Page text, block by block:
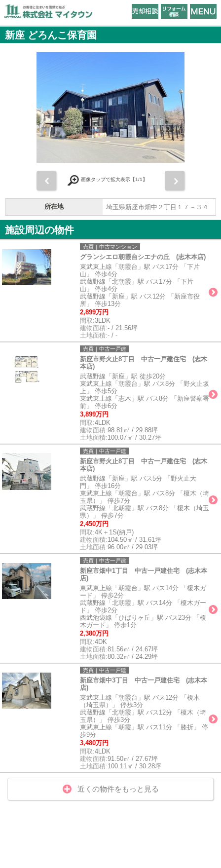
新座 どろんこ保育園
画像タップで拡大表示【1/1】
所在地 埼玉県新座市畑中２丁目１７－３４
施設周辺の物件
売買｜中古マンション
グランシエロ朝霞台シエナの丘 (志木本店)
東武東上線「朝霞台」駅 バス17分 「下片
山」 停歩4分
武蔵野線「北朝霞」駅 バス17分 「下片
山」 停歩4分
武蔵野線「新座」駅 バス12分 「新座市役
所」 停歩13分
2,899万円
間取:3LDK
建物面積:- / 21.56坪
土地面積:- / -
売買｜中古一戸建
新座市野火止8丁目 中古一戸建住宅 (志木
本店)
武蔵野線「新座」駅 徒歩20分
東武東上線「朝霞台」駅 バス8分 「野火止坂
上」 停歩5分
東武東上線「志木」駅 バス8分 「新座警察署
前」 停歩6分
3,899万円
間取:4LDK
建物面積:98.81㎡ / 29.88坪
土地面積:100.07㎡ / 30.27坪
売買｜中古一戸建
新座市野火止8丁目 中古一戸建住宅 (志木
本店)
武蔵野線「新座」駅 バス5分 「野火止大
門」 停歩16分
東武東上線「朝霞台」駅 バス8分 「榎木（埼
玉県）」 停歩7分
武蔵野線「北朝霞」駅 バス8分 「榎木（埼玉
県）」 停歩7分
2,450万円
間取:4K＋1S(納戸)
建物面積:104.50㎡ / 31.61坪
土地面積:96.00㎡ / 29.03坪
売買｜中古一戸建
新座市畑中1丁目 中古一戸建住宅 (志木本
店)
東武東上線「朝霞台」駅 バス14分 「榎木ガ
ード」 停歩2分
武蔵野線「北朝霞」駅 バス14分 「榎木ガー
ド」 停歩2分
西武池袋線「ひばりヶ丘」駅 バス23分 「榎
木ガード」 停歩1分
2,380万円
間取:4DK
建物面積:81.56㎡ / 24.67坪
土地面積:80.32㎡ / 24.29坪
売買｜中古一戸建
新座市畑中3丁目 中古一戸建住宅 (志木本
店)
東武東上線「朝霞台」駅 バス12分 「榎木
（埼玉県）」 停歩3分
武蔵野線「北朝霞」駅 バス12分 「榎木（埼
玉県）」 停歩3分
東武東上線「朝霞」駅 バス11分 「膝折」 停
歩9分
3,480万円
間取:4LDK
建物面積:91.50㎡ / 27.67坪
土地面積:100.11㎡ / 30.28坪
近くの物件をもっと見る